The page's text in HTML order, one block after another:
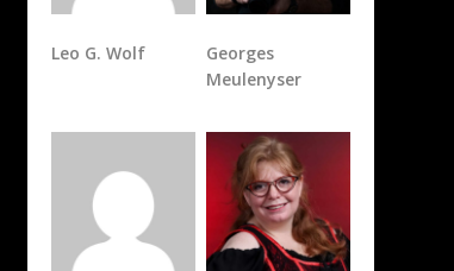
Leo G. Wolf
Georges
Meulenyser